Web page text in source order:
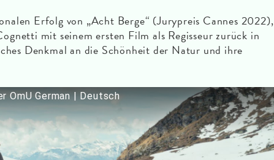
Erfolg von „Acht Berge“ (Jurypreis Cannes 2022),
mit seinem ersten Film als Regisseur zurück in
Denkmal an die Schönheit der Natur und ihre
OmU German | Deutsch